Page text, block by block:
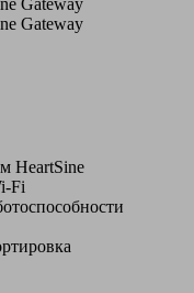
HeartSine
Fi